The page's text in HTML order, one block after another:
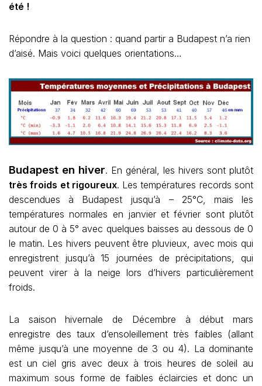
été !
Répondre à la question : quand partir a Budapest n’a rien
d’aisé. Mais voici quelques orientations…
Budapest en hiver. En général, les hivers sont plutôt
très froids et rigoureux. Les températures records sont
descendues à Budapest jusqu’à – 25°C, mais les
températures normales en janvier et février sont plutôt
autour de 0 à 5° avec quelques baisses au dessous de 0
le matin. Les hivers peuvent être pluvieux, avec mois qui
enregistrent jusqu’à 15 journées de précipitations, qui
peuvent virer à la neige lors d’hivers particulièrement
froids.
La saison hivernale de Décembre à début mars
enregistre des taux d’ensoleillement très faibles (allant
même jusqu’à une moyenne de 3 ou 4). La dominante
est un ciel gris avec deux à trois heures de soleil au
maximum sous forme de faibles éclaircies et donc un